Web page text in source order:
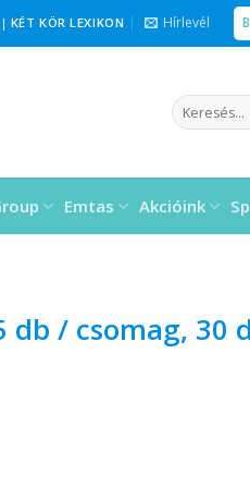
| KÉT KÖR LEXIKON Hírlevél
Keresés
a
Emtas Akcióink
db / csomag, 30